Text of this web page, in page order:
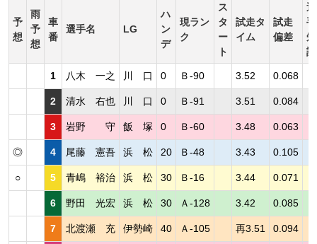
予
想
雨
予
想
車
番
選手名 LG
ハ
ン
デ
現ラン
ク
ス
タ
ー
ト
試走タ
イム
試走
偏差
選
手
短
評
1 八木 一之 川 口 0 Ｂ-90 3.52 0.068
2 清水 右也 川 口 0 Ｂ-91 3.51 0.084
3 岩野 守 飯 塚 0 Ｂ-60 3.48 0.063
◎ 4 尾藤 憲吾 浜 松 20 Ｂ-48 3.43 0.105
○ 5 青嶋 裕治 浜 松 30 Ｂ-16 3.44 0.071
6 野田 光宏 浜 松 30 Ａ-128 3.42 0.085
7 北渡瀬 充 伊勢崎 40 Ａ-105 再3.51 0.094